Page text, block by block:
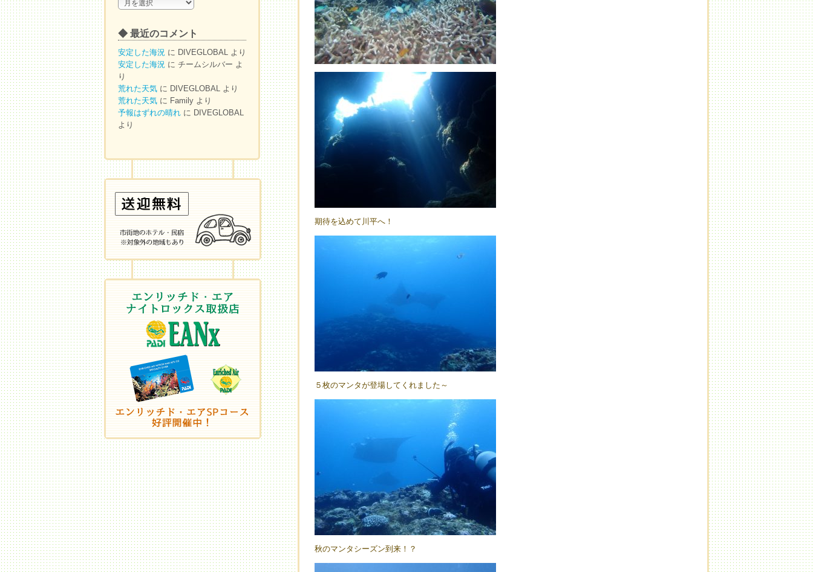
ア
カ
イ
ブ
◆ 最近のコメント
安定した海況 に DIVEGLOBAL より
安定した海況 に チームシルバー よ
り
荒れた天気 に DIVEGLOBAL より
荒れた天気 に Family より
予報はずれの晴れ に DIVEGLOBAL
より
期待を込めて川平へ！
５枚のマンタが登場してくれました～
秋のマンタシーズン到来！？